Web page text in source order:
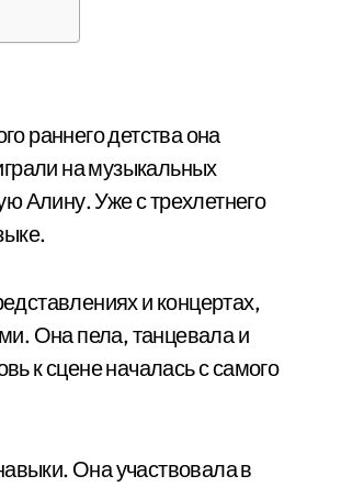
раннего детства она
на музыкальных
Алину. Уже с трехлетнего
и концертах,
Она пела, танцевала и
к сцене началась с самого
Она участвовала в